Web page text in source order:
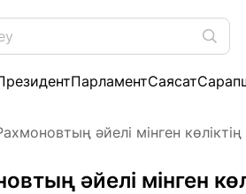
ПарламентСаясат
әйелі мінген
әйелі мінген